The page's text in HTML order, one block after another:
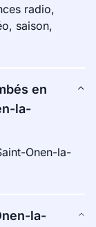
radio,
saison,
en
la-
Onen-la-
la-